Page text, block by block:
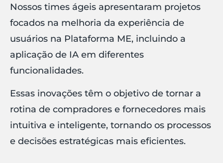
Nossos times ágeis apresentaram projetos
focados na melhoria da experiência de
usuários na Plataforma ME, incluindo a
aplicação de IA em diferentes
funcionalidades.
Essas inovações têm o objetivo de tornar a
rotina de compradores e fornecedores mais
intuitiva e inteligente, tornando os processos
e decisões estratégicas mais eficientes.